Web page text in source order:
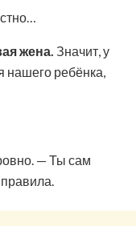
жена. Значит, у
нашего ребёнка,
— Ты сам